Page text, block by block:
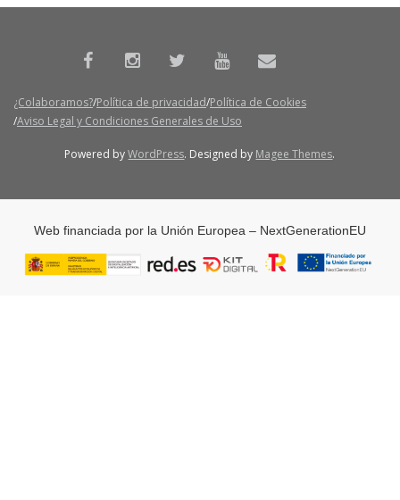
¿Colaboramos? Política de privacidad Política de Cookies
Aviso Legal y Condiciones Generales de Uso
Powered byWordPress. Designed by Magee Themes.
Web financiada por la Unión Europea – NextGenerationEU